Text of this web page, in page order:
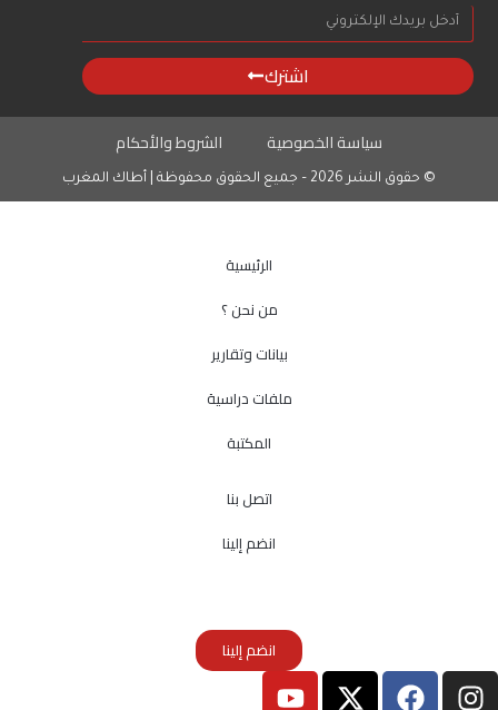
اشترك
© حقوق النشر 2026 – جميع الحقوق محفوظة | أطاك المغرب
سياسة الخصوصية الشروط والأحكام
الرئيسية
من نحن ؟
بيانات وتقارير
ملفات دراسية
المكتبة
اتصل بنا
انضم إلينا
انضم إلينا